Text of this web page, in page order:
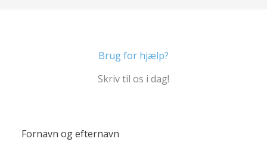
Brug for hjælp?
Skriv til os i dag!